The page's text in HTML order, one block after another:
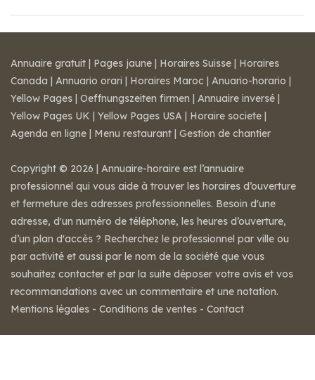
Annuaire gratuit | Pages jaune | Horaires Suisse | Horaires
Canada | Annuario orari | Horaires Maroc | Anuario-horario |
Yellow Pages | Oeffnungszeiten firmen | Annuaire inversé |
Yellow Pages UK | Yellow Pages USA | Horaire societe |
Agenda en ligne | Menu restaurant | Gestion de chantier
Copyright © 2026 | Annuaire-horaire est l’annuaire
professionnel qui vous aide à trouver les horaires d’ouverture
et fermeture des adresses professionnelles. Besoin d'une
adresse, d'un numéro de téléphone, les heures d’ouverture,
d’un plan d'accès ? Recherchez le professionnel par ville ou
par activité et aussi par le nom de la société que vous
souhaitez contacter et par la suite déposer votre avis et vos
recommandations avec un commentaire et une notation.
Mentions légales - Conditions de ventes - Contact